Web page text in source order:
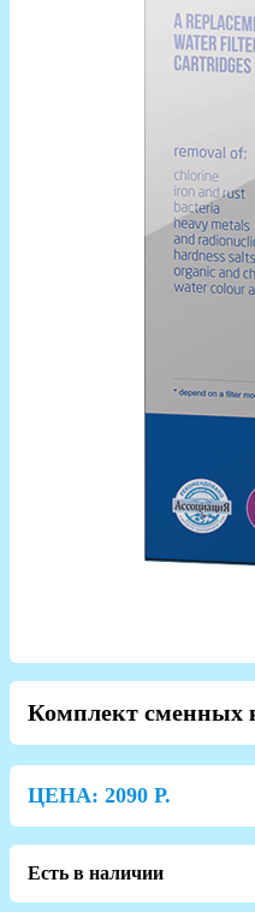
Комплект сменных
ЦЕНА: 2090 Р.
Есть в наличии